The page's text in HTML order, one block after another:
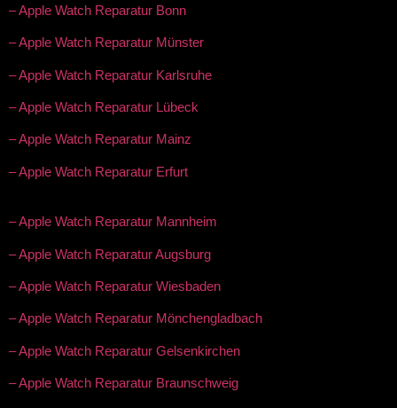
– Apple Watch Reparatur Bonn
– Apple Watch Reparatur Münster
– Apple Watch Reparatur Karlsruhe
– Apple Watch Reparatur Lübeck
– Apple Watch Reparatur Mainz
– Apple Watch Reparatur Erfurt
– Apple Watch Reparatur Mannheim
– Apple Watch Reparatur Augsburg
– Apple Watch Reparatur Wiesbaden
– Apple Watch Reparatur Mönchengladbach
– Apple Watch Reparatur Gelsenkirchen
– Apple Watch Reparatur Braunschweig